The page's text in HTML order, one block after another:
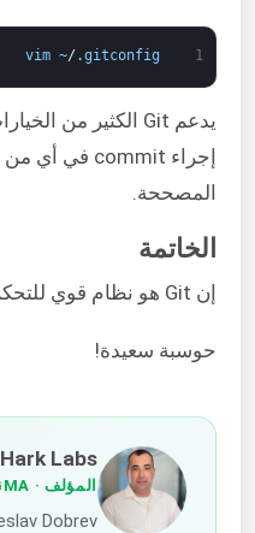
1
vim ~/ .gitconfig
المصححة.
الخاتمة
إن Git هو نظام قوي للتحكم في الإصدارات. أوضح هذا الدليل كيفية تثبيت وتكوين Git على نظام Ubuntu.
حوسبة سعيدة!
Hark Labs
المؤلف· CLOUDSIGMA